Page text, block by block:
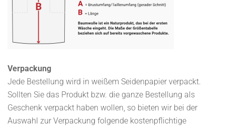
Verpackung
Jede Bestellung wird in weißem Seidenpapier verpackt.
Sollten Sie das Produkt bzw. die ganze Bestellung als
Geschenk verpackt haben wollen, so bieten wir bei der
Auswahl zur Verpackung folgende kostenpflichtige